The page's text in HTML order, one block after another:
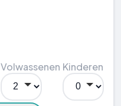
Volwassenen Kinderen